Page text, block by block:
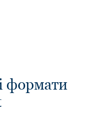
формати